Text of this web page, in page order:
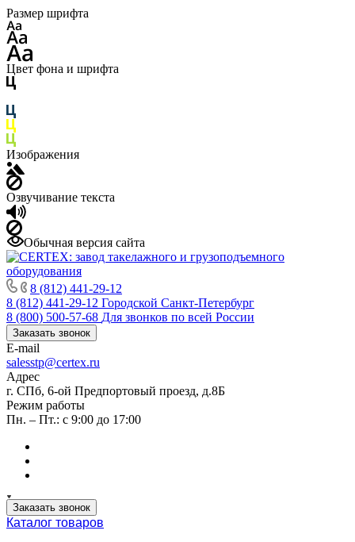
Размер шрифта
Цвет фона и шрифта
Изображения
Озвучивание текста
Обычная версия сайта
8 (812) 441-29-12
8 (812) 441-29-12 Городской Санкт-Петербург
8 (800) 500-57-68 Для звонков по всей России
Заказать звонок
E-mail
salesstp@certex.ru
Адрес
г. СПб, 6-ой Предпортовый проезд, д.8Б
Режим работы
Пн. – Пт.: с 9:00 до 17:00
Заказать звонок
Каталог товаров